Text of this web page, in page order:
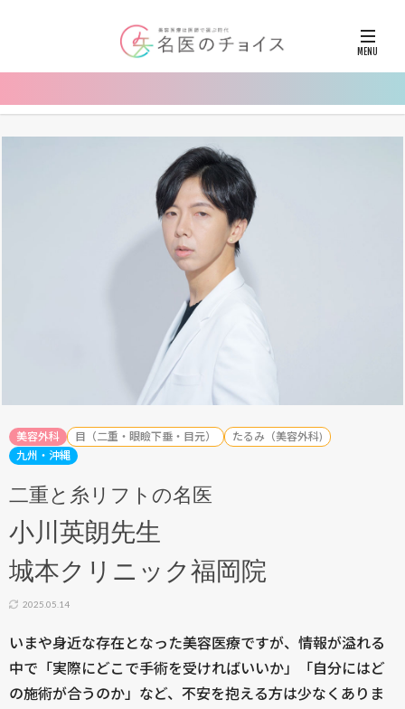
美容外科 目（二重・眼瞼下垂・目元）
たるみ（美容外科)
九州・沖縄
二重と糸リフトの名医
小川英朗先生
城本クリニック福岡院
2025.05.14
いまや身近な存在となった美容医療ですが、情報が溢れる
中で「実際にどこで手術を受ければいいか」「自分にはど
の施術が合うのか」など、不安を抱える方は少なくありま